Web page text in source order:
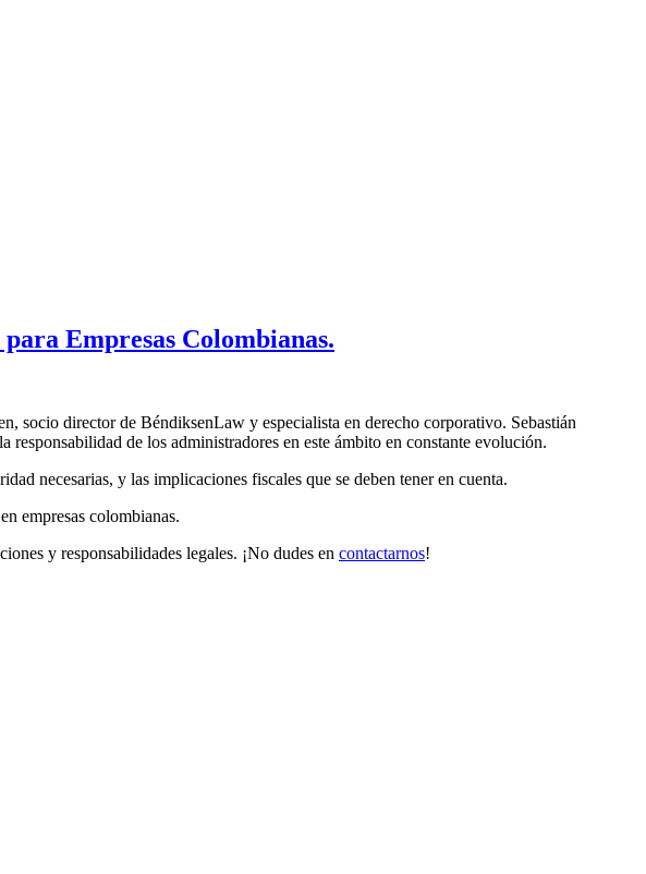
Empresas Colombianas.
socio director de BéndiksenLaw y especialista en derecho corporativo. Sebastián
de los administradores en este ámbito en constante evolución.
necesarias, y las implicaciones fiscales que se deben tener en cuenta.
empresas colombianas.
y responsabilidades legales. ¡No dudes en contactarnos!